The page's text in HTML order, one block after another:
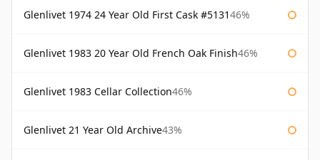
Glenlivet 1974 24 Year Old First Cask #513146%
Glenlivet 1983 20 Year Old French Oak Finish46%
Glenlivet 1983 Cellar Collection46%
Glenlivet 21 Year Old Archive43%